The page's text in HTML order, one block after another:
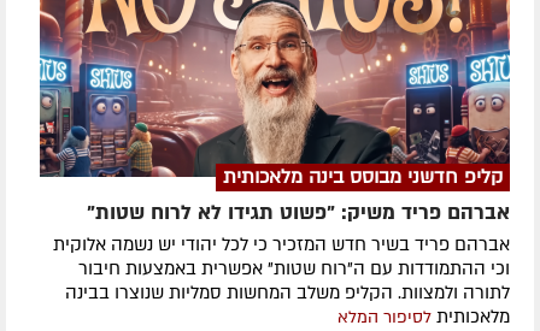
קליפ חדשני מבוסס בינה מלאכותית
אברהם פריד משיק: "פשוט תגידו לא לרוח שטות"
אברהם פריד בשיר חדש המזכיר כי לכל יהודי יש נשמה אלוקית
וכי ההתמודדות עם ה"רוח שטות" אפשרית באמצעות חיבור
לתורה ולמצוות. הקליפ משלב המחשות סמליות שנוצרו בבינה
מלאכותית לסיפור המלא